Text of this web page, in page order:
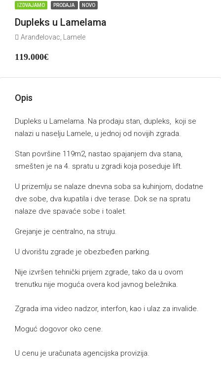
IZDVAJAMO PRODAJA NOVO
Dupleks u Lamelama
Aranđelovac, Lamele
119.000€
Opis
Dupleks u Lamelama. Na prodaju stan, dupleks, koji se
nalazi u naselju Lamele, u jednoj od novijih zgrada.
Stan površine 119m2, nastao spajanjem dva stana,
smešten je na 4. spratu u zgradi koja poseduje lift.
U prizemlju se nalaze dnevna soba sa kuhinjom, dodatne
dve sobe, dva kupatila i dve terase. Dok se na spratu
nalaze dve spavaće sobe i toalet.
Grejanje je centralno, na struju.
U dvorištu zgrade je obezbeđen parking.
Nije izvršen tehnički prijem zgrade, tako da u ovom
trenutku nije moguća overa kod javnog beležnika.
Zgrada ima video nadzor, interfon, kao i ulaz za invalide.
Moguć dogovor oko cene.
U cenu je uračunata agencijska provizija.